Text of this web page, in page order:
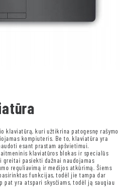
klaviatūrą, kuri užtikrina patogesnę rašymo
kompiuteris. Be to, klaviatūra yra
esant prastam apšvietimui.
klaviatūros blokas ir specialūs
pasiekti dažnai naudojamas
reguliavimą ir medijos atkūrimą. Šiems
funkcijas, todėl jie tampa dar
pat yra atspari skysčiams, todėl ją saugiau